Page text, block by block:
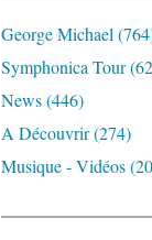
George Michael
Symphonica Tour
News (446)
A Découvrir (274)
Musique - Vidéos